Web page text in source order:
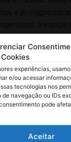
experiências,
e/ou acessar
tecnologias nos
navegação ou IDs
pode
Aceitar